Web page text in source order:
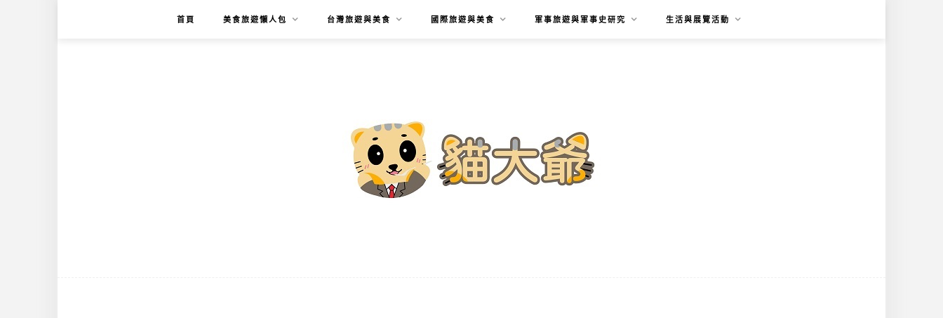
首頁 美食旅遊懶人包 台灣旅遊與美食 國際旅遊與美食 軍事旅遊與軍事史研究 生活與展覽活動